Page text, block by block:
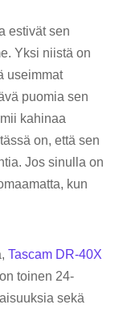
estivät sen
Yksi niistä on
useimmat
puomia sen
kahinaa
on, että sen
Jos sinulla on
kun
Tascam DR-40X
toinen 24-
sekä